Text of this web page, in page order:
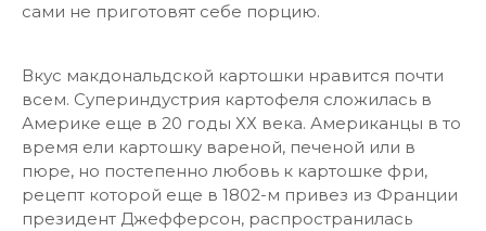
сами не приготовят себе порцию.
Вкус макдональдской картошки нравится почти
всем. Супериндустрия картофеля сложилась в
Америке еще в 20 годы ХХ века. Американцы в то
время ели картошку вареной, печеной или в
пюре, но постепенно любовь к картошке фри,
рецепт которой еще в 1802-м привез из Франции
президент Джефферсон, распространилась